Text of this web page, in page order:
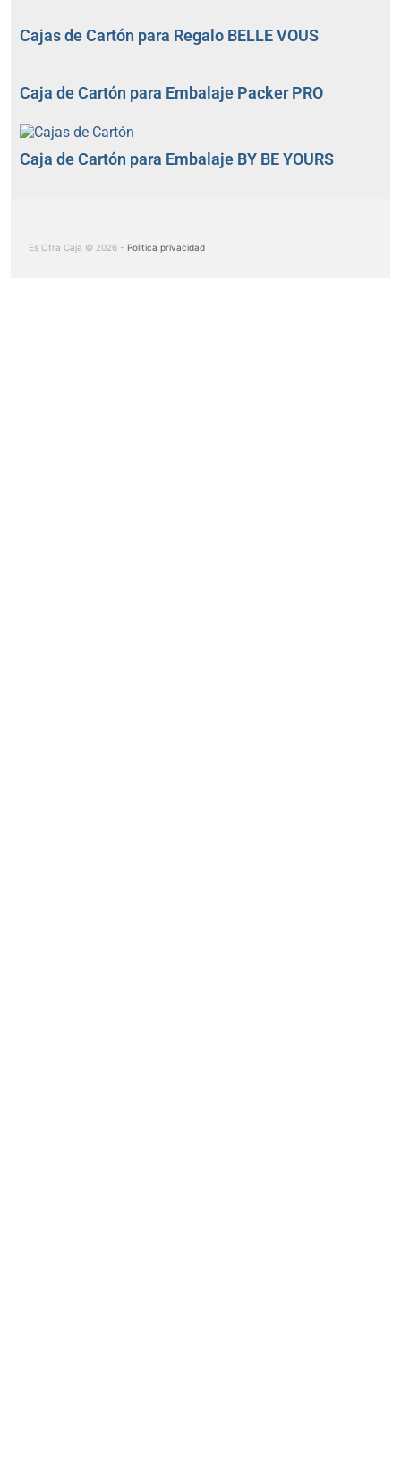
Cajas de Cartón para Regalo BELLE VOUS
Caja de Cartón para Embalaje Packer PRO
Caja de Cartón para Embalaje BY BE YOURS
Es Otra Caja © 2026 - Politica privacidad